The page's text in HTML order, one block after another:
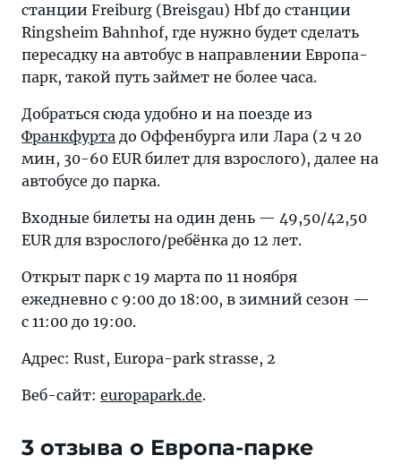
станции Freiburg (Breisgau) Hbf до станции
Ringsheim Bahnhof, где нужно будет сделать
пересадку на автобус в направлении Европа-
парк, такой путь займет не более часа.
Добраться сюда удобно и на поезде из
Франкфурта до Оффенбурга или Лара (2 ч 20
мин, 30-60 EUR билет для взрослого), далее на
автобусе до парка.
Входные билеты на один день — 49,50/42,50
EUR для взрослого/ребёнка до 12 лет.
Открыт парк с 19 марта по 11 ноября
ежедневно с 9:00 до 18:00, в зимний сезон —
с 11:00 до 19:00.
Адрес: Rust, Europa-park strasse, 2
Веб-сайт: europapark.de.
3 отзыва о Европа-парке